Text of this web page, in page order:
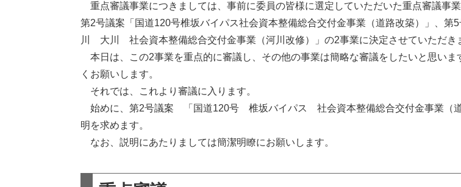
重点審議事業につきましては、事前に委員の皆様に選定していただいた重点審議事業
第2号議案「国道120号椎坂バイパス社会資本整備総合交付金事業（道路改築）」、第
川 大川 社会資本整備総合交付金事業（河川改修）」の2事業に決定させていただき
本日は、この2事業を重点的に審議し、その他の事業は簡略な審議をしたいと思いま
くお願いします。
それでは、これより審議に入ります。
始めに、第2号議案 「国道120号 椎坂バイパス 社会資本整備総合交付金事業（
明を求めます。
なお、説明にあたりましては簡潔明瞭にお願いします。